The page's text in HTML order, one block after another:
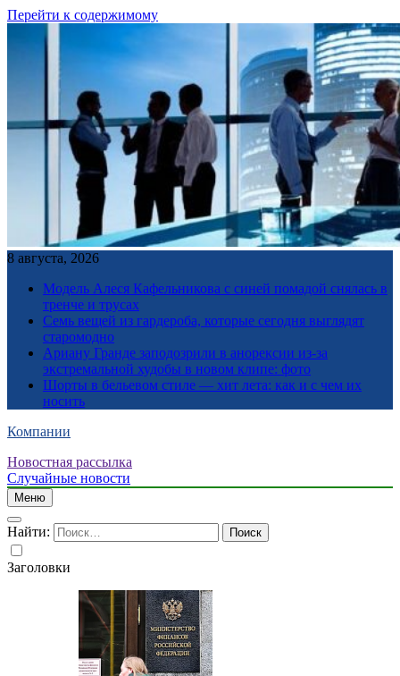
Перейти к содержимому
8 августа, 2026
Модель Алеся Кафельникова с синей помадой снялась в
тренче и трусах
Семь вещей из гардероба, которые сегодня выглядят
старомодно
Ариану Гранде заподозрили в анорексии из-за
экстремальной худобы в новом клипе: фото
Шорты в бельевом стиле — хит лета: как и с чем их
носить
Компании
Новостная рассылка
Случайные новости
Меню
Найти:
Заголовки